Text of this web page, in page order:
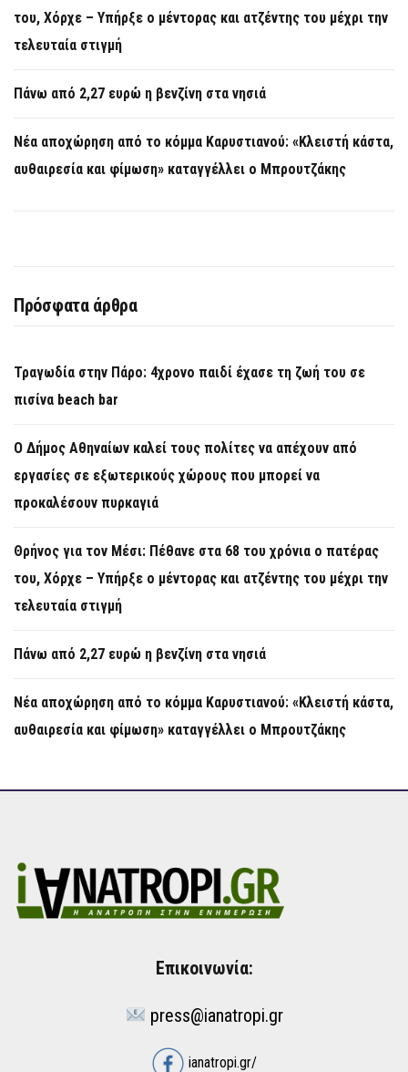
του, Χόρχε – Υπήρξε ο μέντορας και ατζέντης του μέχρι την
τελευταία στιγμή
Πάνω από 2,27 ευρώ η βενζίνη στα νησιά
Νέα αποχώρηση από το κόμμα Καρυστιανού: «Κλειστή κάστα,
αυθαιρεσία και φίμωση» καταγγέλλει ο Μπρουτζάκης
Πρόσφατα άρθρα
Τραγωδία στην Πάρο: 4χρονο παιδί έχασε τη ζωή του σε
πισίνα beach bar
Ο Δήμος Αθηναίων καλεί τους πολίτες να απέχουν από
εργασίες σε εξωτερικούς χώρους που μπορεί να
προκαλέσουν πυρκαγιά
Θρήνος για τον Μέσι: Πέθανε στα 68 του χρόνια ο πατέρας
του, Χόρχε – Υπήρξε ο μέντορας και ατζέντης του μέχρι την
τελευταία στιγμή
Πάνω από 2,27 ευρώ η βενζίνη στα νησιά
Νέα αποχώρηση από το κόμμα Καρυστιανού: «Κλειστή κάστα,
αυθαιρεσία και φίμωση» καταγγέλλει ο Μπρουτζάκης
Επικοινωνία:
press@ianatropi.gr
ianatropi.gr/